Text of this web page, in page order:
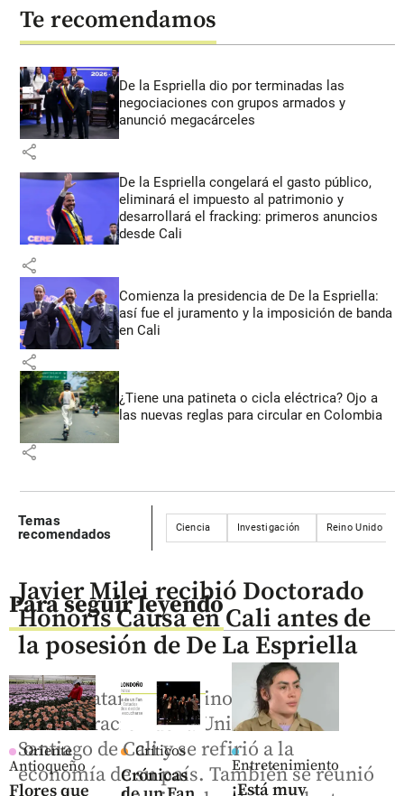
Te recomendamos
De la Espriella dio por terminadas las
negociaciones con grupos armados y
anunció megacárceles
share
De la Espriella congelará el gasto público,
eliminará el impuesto al patrimonio y
desarrollará el fracking: primeros anuncios
desde Cali
share
Comienza la presidencia de De la Espriella:
así fue el juramento y la imposición de banda
en Cali
share
¿Tiene una patineta o cicla eléctrica? Ojo a
las nuevas reglas para circular en Colombia
share
Temas
recomendados
Ciencia Investigación Reino Unido
Para seguir leyendo
Oriente
Antioqueño
Flores que
Críticos
Crónicas
Entretenimiento
¡Está muy
Javier Milei recibió Doctorado
Honoris Causa en Cali antes de
la posesión de De La Espriella
El mandatario argentino recibió la
condecoración de la Universidad
Santiago de Cali y se refirió a la
economía de su país. También se reunió